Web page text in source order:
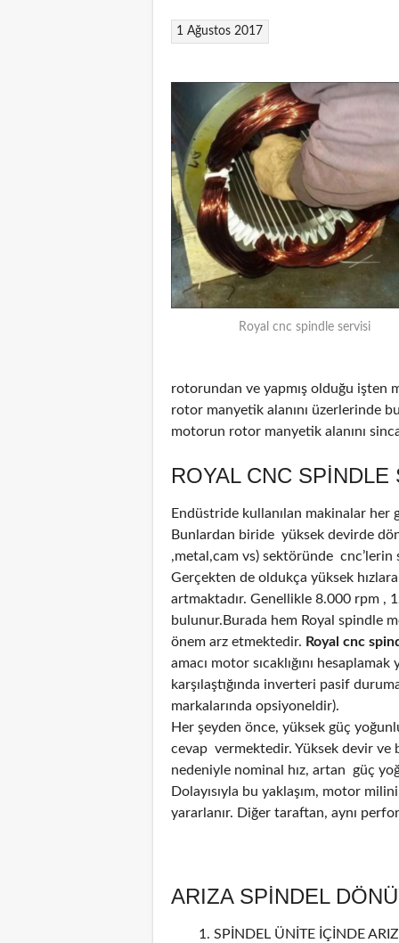
1 Ağustos 2017
Royal cnc spindle servisi
rotorundan ve yapmış olduğu işten
rotor manyetik alanını üzerlerinde
motorun rotor manyetik alanını
ROYAL CNC SPINDLE
Endüstride kullanılan makinalar her
Bunlardan biride yüksek devirde
,metal,cam vs) sektöründe
Gerçekten de oldukça yüksek
artmaktadır. Genellikle 8.000 rpm ,
bulunur.Burada hem Royal spindle
önem arz etmektedir. Royal cnc
amacı motor sıcaklığını
karşılaştığında inverteri pasif
markalarında opsiyoneldir).
Her şeyden önce, yüksek güç
cevap vermektedir. Yüksek devir ve
nedeniyle nominal hız, artan güç
Dolayısıyla bu yaklaşım, motor
yararlanır. Diğer taraftan, aynı
ARIZA SPİNDEL
SPİNDEL ÜNİTE İÇİNDE